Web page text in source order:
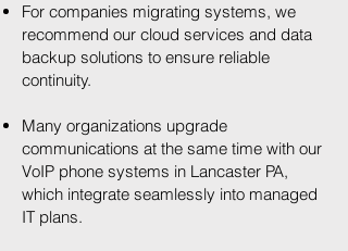
For companies migrating systems, we
recommend our cloud services and data
backup solutions to ensure reliable
continuity.
Many organizations upgrade
communications at the same time with our
VoIP phone systems in Lancaster PA,
which integrate seamlessly into managed
IT plans.